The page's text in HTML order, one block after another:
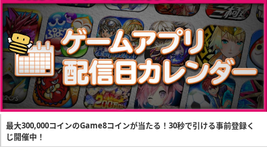
最大300,000コインのGame8コインが当たる！30秒で引ける事前登録く
じ開催中！